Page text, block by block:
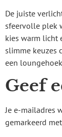
De juiste
sfeervolle plek
kies warm licht
slimme keuzes
een
Geef
Je e-mailadres
gemarkeerd met